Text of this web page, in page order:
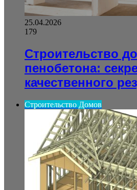
25.04.2026
179
Строительство
пенобетона:
качественного
Строительство Домов